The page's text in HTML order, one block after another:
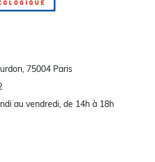
75004 Paris
au vendredi, de 14h à 18h